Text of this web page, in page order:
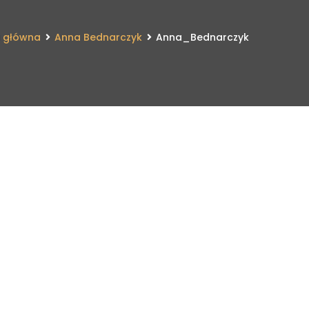
Anna Bednarczyk Anna_Bednarczyk